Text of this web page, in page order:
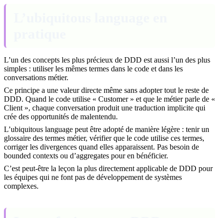
L’un des concepts les plus précieux de DDD est aussi l’un des plus
simples : utiliser les mêmes termes dans le code et dans les
conversations métier.
Ce principe a une valeur directe même sans adopter tout le reste de
DDD. Quand le code utilise « Customer » et que le métier parle de «
Client », chaque conversation produit une traduction implicite qui
crée des opportunités de malentendu.
L’ubiquitous language peut être adopté de manière légère : tenir un
glossaire des termes métier, vérifier que le code utilise ces termes,
corriger les divergences quand elles apparaissent. Pas besoin de
bounded contexts ou d’aggregates pour en bénéficier.
C’est peut-être la leçon la plus directement applicable de DDD pour
les équipes qui ne font pas de développement de systèmes
complexes.